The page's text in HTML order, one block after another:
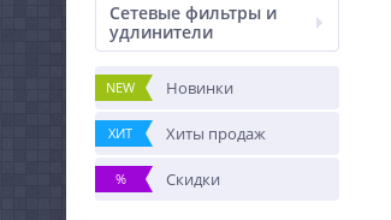
Сетевые фильтры и
удлинители
NEW Новинки
ХИТ Хиты продаж
% Скидки